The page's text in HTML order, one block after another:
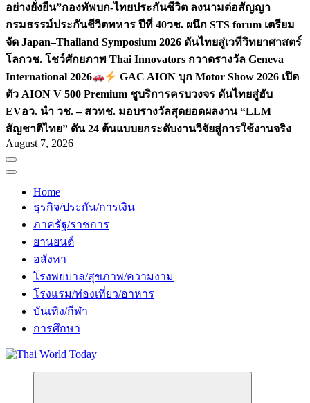
อย่างยั่งยืน”กองทัพบก-ไทยประกันชีวิต ลงนามต่อสัญญา
กรมธรรม์ประกันชีวิตทหาร ปีที่ 40วช. ผนึก STS forum เตรียม
จัด Japan–Thailand Symposium 2026 ดันไทยสู่เวทีวิทยาศาสตร์
โลกวช. โชว์ศักยภาพ Thai Innovators กวาดรางวัล Geneva
International 2026
GAC AION บุก Motor Show 2026 เปิด
ตัว AION V 500 Premium ชูบริการครบวงจร ดันไทยสู่ฮับ
EVอว. นำ วช. – สวทช. มอบรางวัลสุดยอดผลงาน “LLM
สัญชาติไทย” ดัน 24 ต้นแบบยกระดับงานวิจัยสู่การใช้งานจริง
August 7, 2026
Home
ธุรกิจ/ประกัน/การเงิน
ภาครัฐ/ราชการ
ยานยนต์
อสังหา
โรงพยบาล/สุขภาพ/ความงาม
โรงแรม/ท่องเที่ยว/อาหาร
บันเทิง/กีฬา
การศึกษา